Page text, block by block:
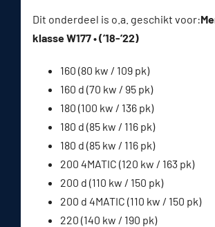
Dit onderdeel is o.a. geschikt voor:
klasse W177 • (’18-’22)
160 (80 kw / 109 pk)
160 d (70 kw / 95 pk)
180 (100 kw / 136 pk)
180 d (85 kw / 116 pk)
180 d (85 kw / 116 pk)
200 4MATIC (120 kw / 163 pk)
200 d (110 kw / 150 pk)
200 d 4MATIC (110 kw / 150 pk)
220 (140 kw / 190 pk)